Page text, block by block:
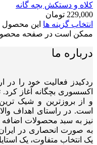
کلاه و دستکش بچه گانه
229,000 تومان
انتخاب گزینه ها این محصول
ممکن است در صفحه
درباره ما
اکسسوری بچگانه آغاز
و از بروزترین و شیک
نیز به سبد محصولات
به صورت انحصاری در
یک انتخاب متفاوت، یک